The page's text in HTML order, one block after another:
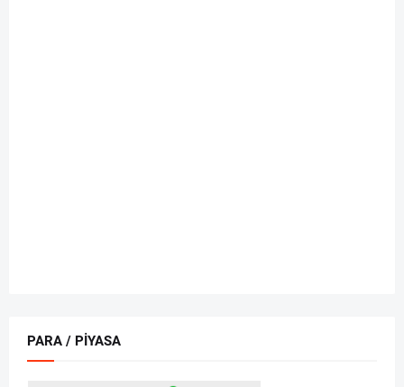
PARA / PİYASA